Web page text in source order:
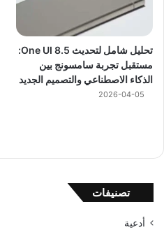
تحليل شامل لتحديث One UI 8.5:
مستقبل تجربة سامسونج بين
الذكاء الاصطناعي والتصميم الجديد
2026-04-05
تصنيفات
أدعية